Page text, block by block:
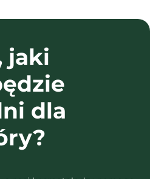
jaki
dla